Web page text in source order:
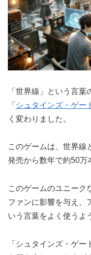
「世界線」という言
「 シュタインズ・ゲー
く変わりました。
このゲームは、世界線
発売から数年で約50万
このゲームのユニーク
ファンに影響を与え、
いう言葉をよく使うよ
「シュタインズ・ゲ